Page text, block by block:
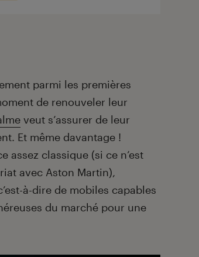
parmi les premières
de renouveler leur
veut s’assurer de leur
Et même davantage !
assez classique (si ce n’est
avec Aston Martin),
à-dire de mobiles capables
du marché pour une